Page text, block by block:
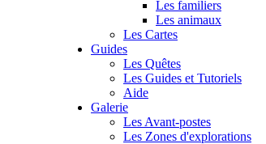
Les familiers
Les animaux
Les Cartes
Guides
Les Quêtes
Les Guides et Tutoriels
Aide
Galerie
Les Avant-postes
Les Zones d'explorations